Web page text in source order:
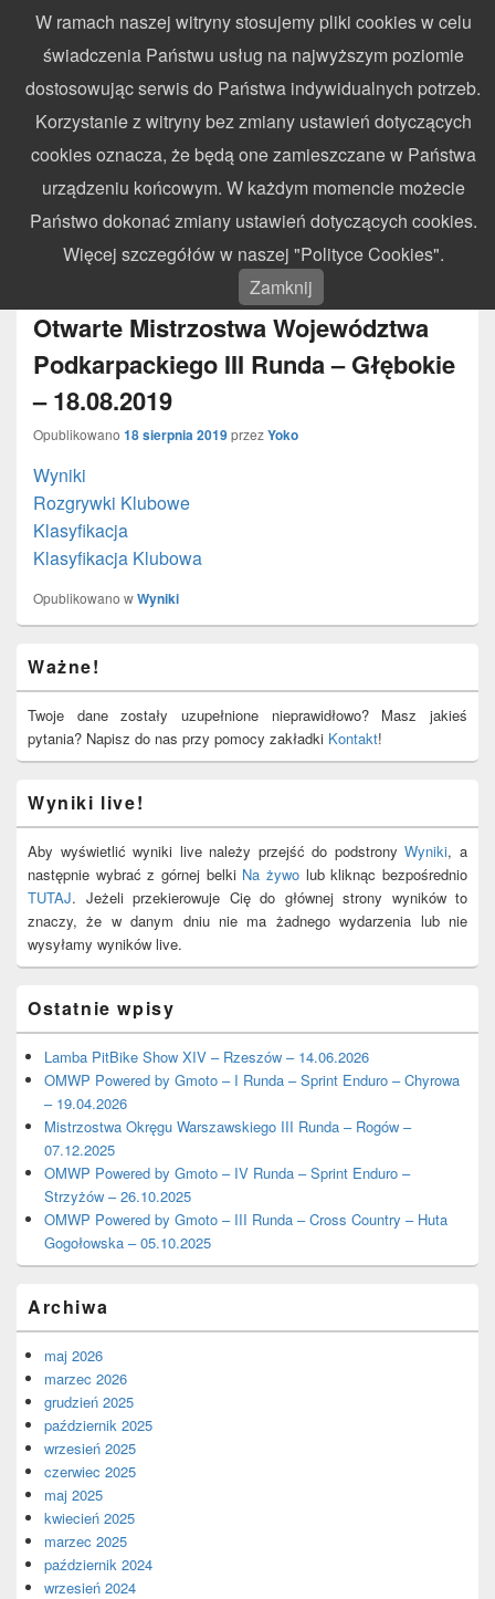
WynikiZawodow.pl
Profesjonalny elektroniczny pomiar czasu – chronometraż zawodów
sportowych
Search
for:
Search
MIESIĄC: SIERPIEŃ 2019
Otwarte Mistrzostwa Województwa
Podkarpackiego III Runda – Głębokie
– 18.08.2019
Opublikowano 18 sierpnia 2019przezYoko
Wyniki
Rozgrywki Klubowe
Klasyfikacja
Klasyfikacja Klubowa
Opublikowano wWyniki
Sidebar
Widget
Area
Ważne!
Twoje dane zostały uzupełnione nieprawidłowo? Masz jakieś
pytania? Napisz do nas przy pomocy zakładki Kontakt!
Wyniki live!
Aby wyświetlić wyniki live należy przejść do podstronyWyniki, a
następnie wybrać z górnej belki Na żywo lub kliknąc bezpośrednio
TUTAJ. Jeżeli przekierowuje Cię do głównej strony wyników to
znaczy, że w danym dniu nie ma żadnego wydarzenia lub nie
wysyłamy wyników live.
Ostatnie wpisy
Lamba PitBike Show XIV – Rzeszów – 14.06.2026
OMWP Powered by Gmoto – I Runda – Sprint Enduro – Chyrowa
– 19.04.2026
Mistrzostwa Okręgu Warszawskiego III Runda – Rogów –
07.12.2025
OMWP Powered by Gmoto – IV Runda – Sprint Enduro –
Strzyżów – 26.10.2025
OMWP Powered by Gmoto – III Runda – Cross Country – Huta
Gogołowska – 05.10.2025
Archiwa
maj 2026
marzec 2026
grudzień 2025
październik 2025
wrzesień 2025
czerwiec 2025
maj 2025
kwiecień 2025
marzec 2025
październik 2024
wrzesień 2024
W ramach naszej witryny stosujemy pliki cookies w celu
świadczenia Państwu usług na najwyższym poziomie
dostosowując serwis do Państwa indywidualnych potrzeb.
Korzystanie z witryny bez zmiany ustawień dotyczących
cookies oznacza, że będą one zamieszczane w Państwa
urządzeniu końcowym. W każdym momencie możecie
Państwo dokonać zmiany ustawień dotyczących cookies.
Więcej szczegółów w naszej "Polityce Cookies".
Zamknij